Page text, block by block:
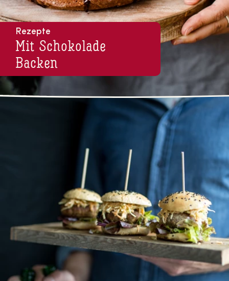
Rezepte
Mit Scho­ko­la­de
Backen